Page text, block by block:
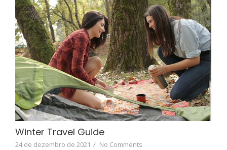
Winter Travel Guide
24 de dezembro de 2021 / No Comments